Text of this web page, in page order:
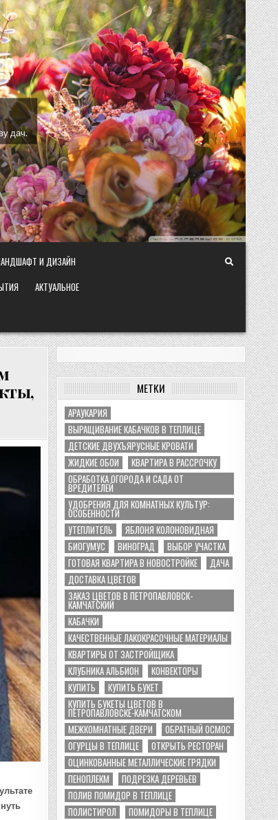
дач.
И ДИЗАЙН
АКТУАЛЬНОЕ
МЕТКИ
АРАУКАРИЯ
ВЫРАЩИВАНИЕ КАБАЧКОВ В ТЕПЛИЦЕ
ДЕТСКИЕ ДВУХЪЯРУСНЫЕ КРОВАТИ
ЖИДКИЕ ОБОИ
КВАРТИРА В РАССРОЧКУ
ОБРАБОТКА ОГОРОДА И САДА ОТ
ВРЕДИТЕЛЕЙ
УДОБРЕНИЯ ДЛЯ КОМНАТНЫХ КУЛЬТУР:
ОСОБЕННОСТИ
УТЕПЛИТЕЛЬ
ЯБЛОНЯ КОЛОНОВИДНАЯ
БИОГУМУС
ВИНОГРАД
ВЫБОР УЧАСТКА
ГОТОВАЯ КВАРТИРА В НОВОСТРОЙКЕ
ДАЧА
ДОСТАВКА ЦВЕТОВ
ЗАКАЗ ЦВЕТОВ В ПЕТРОПАВЛОВСК-
КАМЧАТСКИЙ
КАБАЧКИ
КАЧЕСТВЕННЫЕ ЛАКОКРАСОЧНЫЕ МАТЕРИАЛЫ
КВАРТИРЫ ОТ ЗАСТРОЙЩИКА
КЛУБНИКА АЛЬБИОН
КОНВЕКТОРЫ
КУПИТЬ
КУПИТЬ БУКЕТ
КУПИТЬ БУКЕТЫ ЦВЕТОВ В
ПЕТРОПАВЛОВСКЕ-КАМЧАТСКОМ
МЕЖКОМНАТНЫЕ ДВЕРИ
ОБРАТНЫЙ ОСМОС
ОГУРЦЫ В ТЕПЛИЦЕ
ОТКРЫТЬ РЕСТОРАН
ОЦИНКОВАННЫЕ МЕТАЛЛИЧЕСКИЕ ГРЯДКИ
ПЕНОПЛЕКМ
ПОДРЕЗКА ДЕРЕВЬЕВ
ПОЛИВ ПОМИДОР В ТЕПЛИЦЕ
ПОЛИСТИРОЛ
ПОМИДОРЫ В ТЕПЛИЦЕ